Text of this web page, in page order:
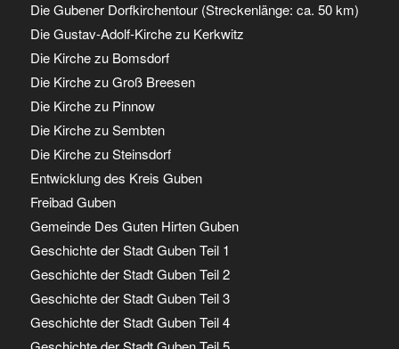
Die Gubener Dorfkirchentour (Streckenlänge: ca. 50 km)
Die Gustav-Adolf-Kirche zu Kerkwitz
Die Kirche zu Bomsdorf
Die Kirche zu Groß Breesen
Die Kirche zu Pinnow
Die Kirche zu Sembten
Die Kirche zu Steinsdorf
Entwicklung des Kreis Guben
Freibad Guben
Gemeinde Des Guten Hirten Guben
Geschichte der Stadt Guben Teil 1
Geschichte der Stadt Guben Teil 2
Geschichte der Stadt Guben Teil 3
Geschichte der Stadt Guben Teil 4